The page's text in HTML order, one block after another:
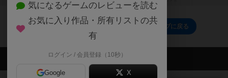
ヌースフィヨルド：サーモンデッキのトップに戻る
会員の新しい投稿
気になるゲームのレビューを読む
お気に入り作品・所有リストの共
有
ログイン / 会員登録（10秒）
Google X